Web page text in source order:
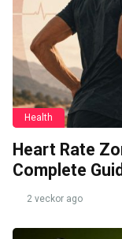
Health
Heart Rate
Complete
2 veckor ago